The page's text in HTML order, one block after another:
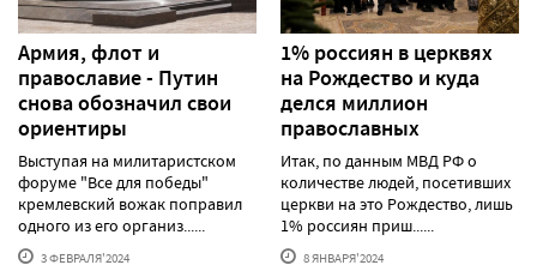
Армия, флот и
православие - Путин
снова обозначил свои
ориентиры
Выступая на милитаристском
форуме "Все для победы"
кремлевский вожак поправил
одного из его организ......
3 ФЕВРАЛЯ'2024
1% россиян в церквях
на Рождество и куда
делся миллион
православных
Итак, по данным МВД РФ о
количестве людей, посетивших
церкви на это Рождество, лишь
1% россиян приш......
8 ЯНВАРЯ'2024